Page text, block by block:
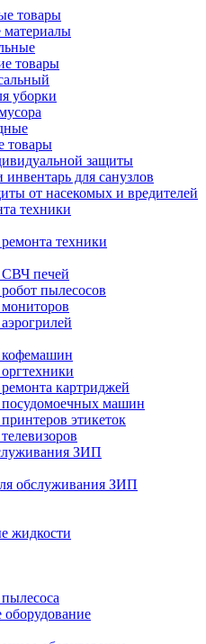
товары
материалы
товары
уборки
товары
защиты
для санузлов
от насекомых и вредителей
техники
техники
СВЧ печей
пылесосов
мониторов
кофемашин
картриджей
посудомоечных машин
этикеток
ЗИП
обслуживания ЗИП
жидкости